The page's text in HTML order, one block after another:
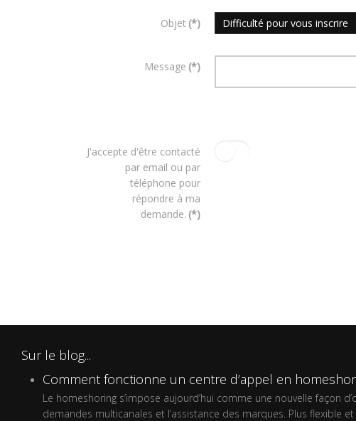
Objet (*)
Message (*)
J'accepte d'être contacté
par email ou par
téléphone pour
répondre à ma
demande. (*)
Sur le blog...
Comment fonctionne un centre d’appel en
Le homeshoring s’impose aujourd’hui comme une nouvelle façon
demandes multicanales et l’assistance des marques. Plus flexible